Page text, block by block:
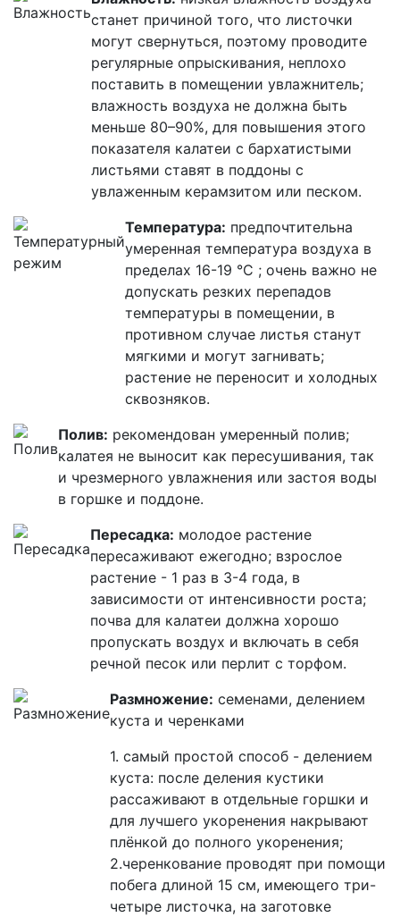
станет причиной того, что листочки
могут свернуться, поэтому проводите
регулярные опрыскивания, неплохо
поставить в помещении увлажнитель;
влажность воздуха не должна быть
меньше 80–90%, для повышения этого
показателя калатеи с бархатистыми
листьями ставят в поддоны с
увлаженным керамзитом или песком.
Температура: предпочтительна
умеренная температура воздуха в
пределах 16-19 °C ; очень важно не
допускать резких перепадов
температуры в помещении, в
противном случае листья станут
мягкими и могут загнивать;
растение не переносит и холодных
сквозняков.
Полив: рекомендован умеренный полив;
калатея не выносит как пересушивания, так
и чрезмерного увлажнения или застоя воды
в горшке и поддоне.
Пересадка: молодое растение
пересаживают ежегодно; взрослое
растение - 1 раз в 3-4 года, в
зависимости от интенсивности роста;
почва для калатеи должна хорошо
пропускать воздух и включать в себя
речной песок или перлит с торфом.
Размножение: семенами, делением
куста и черенками
1. самый простой способ - делением
куста: после деления кустики
рассаживают в отдельные горшки и
для лучшего укоренения накрывают
плёнкой до полного укоренения;
2.черенкование проводят при помощи
побега длиной 15 см, имеющего три-
четыре листочка, на заготовке